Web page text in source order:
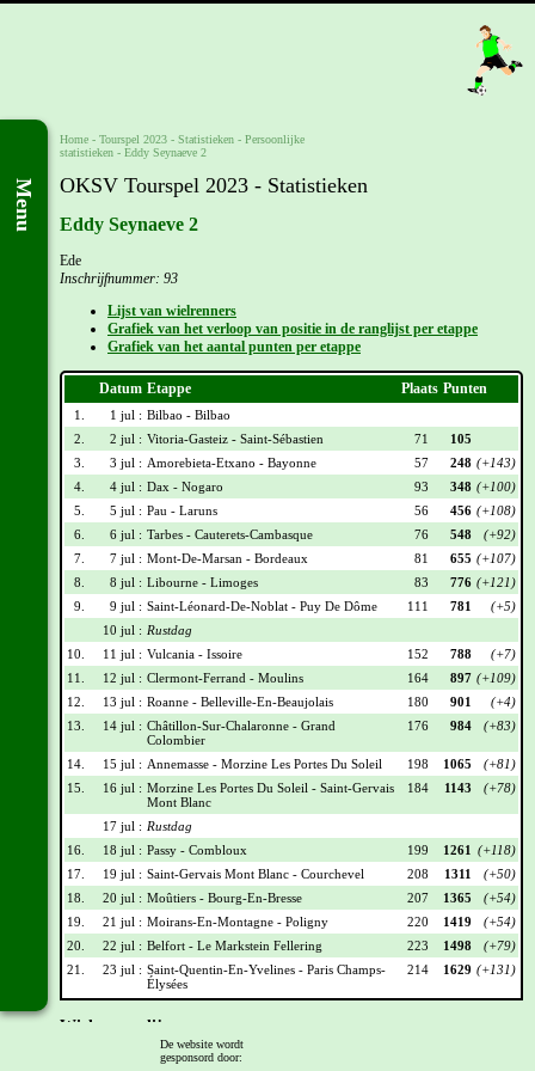
Menu
Home - Tourspel 2023 - Statistieken - Persoonlijke
statistieken - Eddy Seynaeve 2
OKSV Tourspel 2023 - Statistieken
Eddy Seynaeve 2
Ede
Inschrijfnummer: 93
Lijst van wielrenners
Grafiek van het verloop van positie in de ranglijst per etappe
Grafiek van het aantal punten per etappe
Datum Etappe Plaats Punten
1. 1 jul : Bilbao - Bilbao
2.
2 jul : Vitoria-Gasteiz - Saint-Sébastien 71
105
3.
3 jul : Amorebieta-Etxano - Bayonne 57 248 (+143)
4.
4 jul : Dax - Nogaro 93 348 (+100)
5.
5 jul : Pau - Laruns 56 456 (+108)
6.
6 jul : Tarbes - Cauterets-Cambasque 76 548
(+92)
7.
7 jul : Mont-De-Marsan - Bordeaux 81 655 (+107)
8.
8 jul : Libourne - Limoges 83 776 (+121)
9.
9 jul : Saint-Léonard-De-Noblat - Puy De Dôme 111 781
(+5)
10 jul : Rustdag
10.
11 jul : Vulcania - Issoire 152 788
(+7)
11.
12 jul : Clermont-Ferrand - Moulins 164 897 (+109)
12.
13 jul : Roanne - Belleville-En-Beaujolais 180 901
(+4)
13.
14 jul : Châtillon-Sur-Chalaronne - Grand
Colombier
176 984 (+83)
14. 15 jul : Annemasse - Morzine Les Portes Du Soleil 198 1065
(+81)
15.
16 jul : Morzine Les Portes Du Soleil - Saint-Gervais
Mont Blanc
184 1143 (+78)
17 jul : Rustdag
16.
18 jul : Passy - Combloux 199 1261 (+118)
17.
19 jul : Saint-Gervais Mont Blanc - Courchevel 208 1311
(+50)
18.
20 jul : Moûtiers - Bourg-En-Bresse 207 1365
(+54)
19.
21 jul : Moirans-En-Montagne - Poligny 220 1419
(+54)
20.
22 jul : Belfort - Le Markstein Fellering 223 1498
(+79)
21.
23 jul : Saint-Quentin-En-Yvelines - Paris Champs-
Élysées
214 1629 (+131)
Wielrennerslijst
De website wordt
gesponsord door: